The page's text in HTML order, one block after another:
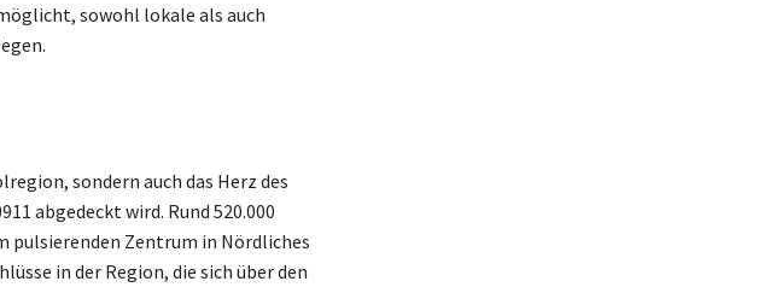
sowohl lokale als auch
sondern auch das Herz des
abgedeckt wird. Rund 520.000
pulsierenden Zentrum in Nördliches
in der Region, die sich über den